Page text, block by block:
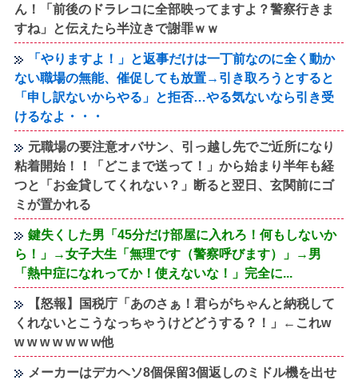
ん！「前後のドラレコに全部映ってますよ？警察行きま
すね」と伝えたら半泣きで謝罪ｗｗ
「やりますよ！」と返事だけは一丁前なのに全く動か
ない職場の無能、催促しても放置→引き取ろうとすると
「申し訳ないからやる」と拒否…やる気ないなら引き受
けるなよ・・・
元職場の要注意オバサン、引っ越し先でご近所になり
粘着開始！！「どこまで送って！」から始まり半年も経
つと「お金貸してくれない？」断ると翌日、玄関前にゴ
ミが置かれる
鍵失くした男「45分だけ部屋に入れろ！何もしないか
ら！」→女子大生「無理です（警察呼びます）」→男
「熱中症になれってか！使えないな！」完全に...
【怒報】国税庁「あのさぁ！君らがちゃんと納税して
くれないとこうなっちゃうけどどうする？！」←これw
w w w w w w w他
メーカーはデカヘソ8個保留3個返しのミドル機を出せ